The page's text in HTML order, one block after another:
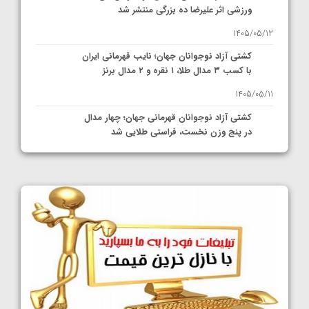
ورزشی اثر علیرضا ده بزرگی منتشر شد
1405/05/12
کشتی آزاد نوجوانان جهان؛ نایب قهرمانی ایران
با کسب ۳ مدال طلا، ۱ نقره و ۲ مدال برنز
1405/05/11
کشتی آزاد نوجوانان قهرمانی جهان؛ چهار مدال
در پنج وزن نخست، فراستی طلایی شد
1405/05/11
کشتی آزاد نوجوانان جهان؛ رقبای نمایندگان
ایران مشخص شدند
1405/05/08
کشتی فرنگی نوجوانان جهان؛ سکوی تیمی